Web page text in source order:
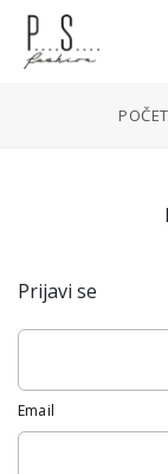
Prijavi se
Email